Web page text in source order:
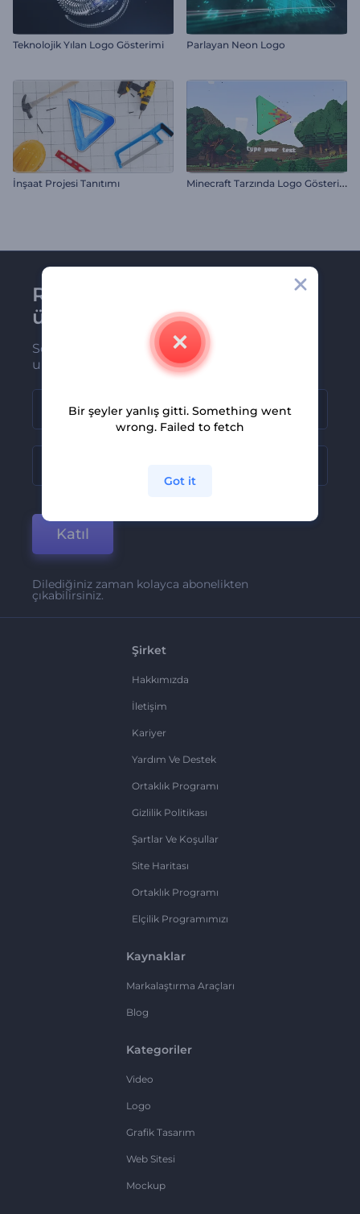
Teknolojik Yılan Logo Gösterimi Parlayan Neon Logo
İnşaat Projesi Tanıtımı M
inecraft Tarzında Logo Gösterimi
Renderforest bültenine
üye olun
Son haber ve tekliflerimiz ilk olarak size
ulaşsın
Katıl
Dilediğiniz zaman kolayca abonelikten
çıkabilirsiniz.
Şirket
Hakkımızda
İletişim
Kariyer
Yardım Ve Destek
Ortaklık Programı
Gizlilik Politikası
Şartlar Ve Koşullar
Site Haritası
Ortaklık Programı
Elçilik Programımızı
Kaynaklar
Markalaştırma Araçları
Blog
Kategoriler
Video
Logo
Grafik Tasarım
Web Sitesi
Mockup
Bir şeyler yanlış gitti. Something went
wrong. Failed to fetch
Got it